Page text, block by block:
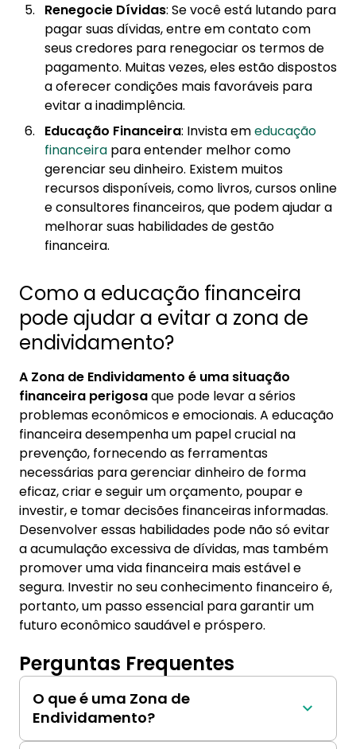
Renegocie Dívidas: Se você está lutando para
pagar suas dívidas, entre em contato com
seus credores para renegociar os termos de
pagamento. Muitas vezes, eles estão dispostos
a oferecer condições mais favoráveis para
evitar a inadimplência.
Educação Financeira: Invista emeducação
financeira para entender melhor como
gerenciar seu dinheiro. Existem muitos
recursos disponíveis, como livros, cursos online
e consultores financeiros, que podem ajudar a
melhorar suas habilidades de gestão
financeira.
Como a educação financeira
pode ajudar a evitar a zona de
endividamento?
A Zona de Endividamento é uma situação
financeira perigosaque pode levar a sérios
problemas econômicos e emocionais. A educação
financeira desempenha um papel crucial na
prevenção, fornecendo as ferramentas
necessárias para gerenciar dinheiro de forma
eficaz, criar e seguir um orçamento, poupar e
investir, e tomar decisões financeiras informadas.
Desenvolver essas habilidades pode não só evitar
a acumulação excessiva de dívidas, mas também
promover uma vida financeira mais estável e
segura. Investir no seu conhecimento financeiro é,
portanto, um passo essencial para garantir um
futuro econômico saudável e próspero.
Perguntas Frequentes
O que é uma Zona de
Endividamento?
É um intervalo de endividamento considerado